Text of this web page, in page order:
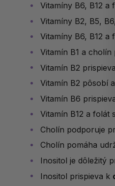
Vitamíny B6, B12
Vitamíny B2, B5,
Vitamíny B6, B12 a
Vitamín B1 a cholín
Vitamín B2
Vitamín B2 pôsobí
Vitamín B6
Vitamín B12 a folát
Cholín podporuje
Cholín pomáha
Inositol je dôležitý
Inositol prispieva k